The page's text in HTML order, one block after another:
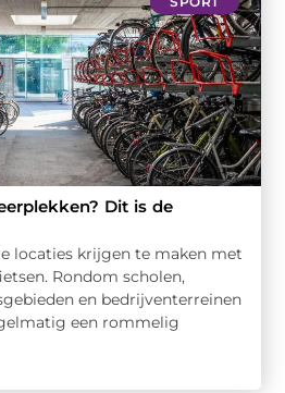
Dit is de
locaties krijgen te maken met
Rondom scholen,
en bedrijventerreinen
een rommelig